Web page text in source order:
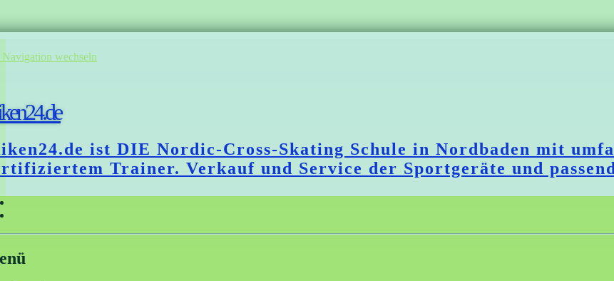
wechseln
ist DIE Nordic-Cross-Skating Schule in Nordbaden mit
Trainer. Verkauf und Service der Sportgeräte und